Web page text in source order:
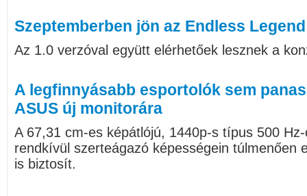
Szeptemberben jön az Endless
Az 1.0 verzóval együtt elérhetőek lesznek a
A legfinnyásabb esportolók sem
ASUS új monitorára
A 67,31 cm-es képátlójú, 1440p-s típus 500
rendkívül szerteágazó képességein túlmenően
is biztosít.